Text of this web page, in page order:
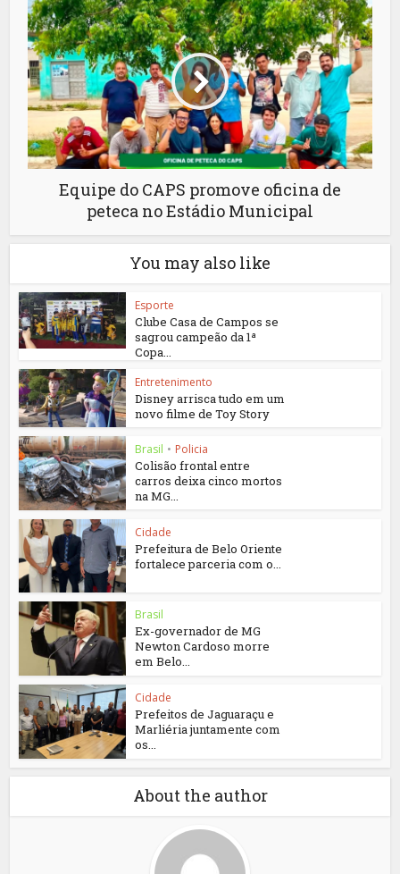
Equipe do CAPS promove oficina de
peteca no Estádio Municipal
You may also like
Esporte
Clube Casa de Campos se
sagrou campeão da 1ª
Copa...
Entretenimento
Disney arrisca tudo em um
novo filme de Toy Story
Brasil • Policia
Colisão frontal entre
carros deixa cinco mortos
na MG...
Cidade
Prefeitura de Belo Oriente
fortalece parceria com o...
Brasil
Ex-governador de MG
Newton Cardoso morre
em Belo...
Cidade
Prefeitos de Jaguaraçu e
Marliéria juntamente com
os...
About the author